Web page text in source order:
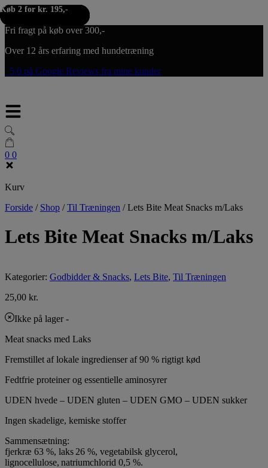
Hop til indholdet
Fri fragt på køb over 300,-
Over 12 års erfaring med hundetræning
5,0 på Google Reviews fra mine kunder
0 0
Kurv
Forside / Shop /Til Træningen /Lets Bite Meat Snacks m/Laks
Lets Bite Meat Snacks m/Laks
Kategorier: Godbidder & Snacks, Lets Bite, Til Træningen
25,00 kr.
Ikke på lager -
Meat snacks med Laks
Fremstillet af lokale ingredienser af 90 % rigtigt kød
Fedtfrie proteiner og essentielle aminosyrer
UDEN hvede – UDEN gluten – UDEN GMO – UDEN sukker
Ingen skadelige, kemiske stoffer
Sammensætning:
fjerkræ 63 %, laks 26 %, vegetabilsk glycerol,
lignocellulose, natriumchlorid 0,5 %.
Køb 2 for kr. 195,-
Køb 2 for kr. 195,-
Køb 2 for kr. 195,-